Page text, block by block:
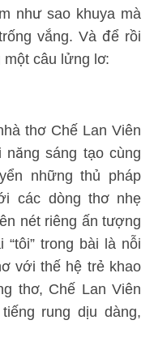
như sao khuya mà
vắng. Và để rồi
một câu lửng lơ:
thơ Chế Lan Viên
sáng tạo cùng
những thủ pháp
các dòng thơ nhẹ
nét riêng ấn tượng
trong bài là nỗi
với thế hệ trẻ khao
thơ, Chế Lan Viên
rung dịu dàng,